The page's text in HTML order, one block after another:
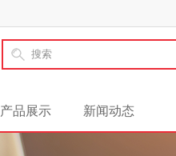
产品展示 新闻动态